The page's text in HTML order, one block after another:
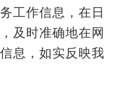
工作信息，在日
及时准确地在网
息，如实反映我